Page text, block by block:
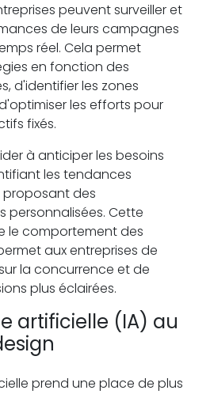
peuvent surveiller et
de leurs campagnes
réel. Cela permet
en fonction des
d'identifier les zones
les efforts pour
fixés.
à anticiper les besoins
les tendances
des
personnalisées. Cette
le comportement des
aux entreprises de
la concurrence et de
plus éclairées.
artificielle (IA) au
prend une place de plus